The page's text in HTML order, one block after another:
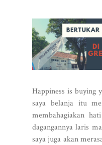
Happiness is buying
saya belanja itu
membahagiakan
dagangannya laris
saya juga akan